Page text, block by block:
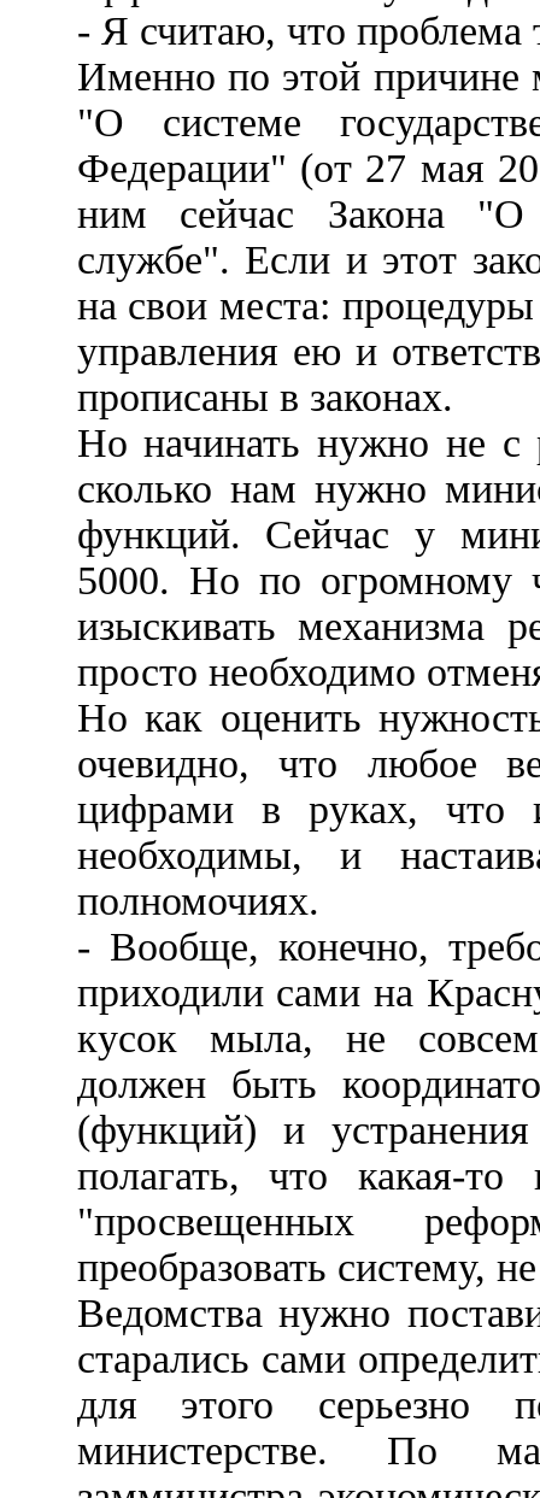
- Я считаю, что проблема
Именно по этой причине
"О системе
Федерации" (от 27 мая
ним сейчас Закона "О
службе". Если и этот
на свои места:
управления ею и
прописаны в законах.
Но начинать нужно не с
сколько нам нужно
функций. Сейчас у
5000. Но по огромному
изыскивать механизма
просто необходимо
Но как оценить
очевидно, что любое
цифрами в руках, что
необходимы, и
полномочиях.
- Вообще, конечно,
приходили сами на
кусок мыла, не
должен быть
(функций) и
полагать, что какая-
"просвещенных
преобразовать систему,
Ведомства нужно
старались сами
для этого серьезно
министерстве. По